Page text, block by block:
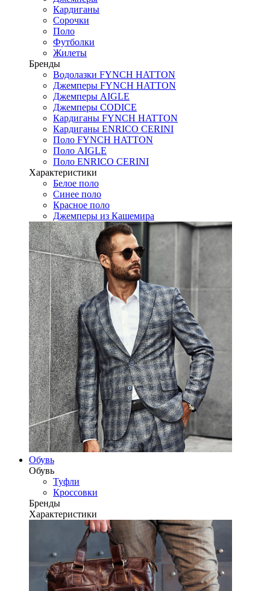
Кардиганы
Сорочки
Поло
Футболки
Жилеты
Бренды
Водолазки FYNCH HATTON
Джемперы FYNCH HATTON
Джемперы AIGLE
Джемперы CODICE
Кардиганы FYNCH HATTON
Кардиганы ENRICO CERINI
Поло FYNCH HATTON
Поло AIGLE
Поло ENRICO CERINI
Характеристики
Белое поло
Синее поло
Красное поло
Джемперы из Кашемира
Обувь
Обувь
Туфли
Кроссовки
Бренды
Характеристики